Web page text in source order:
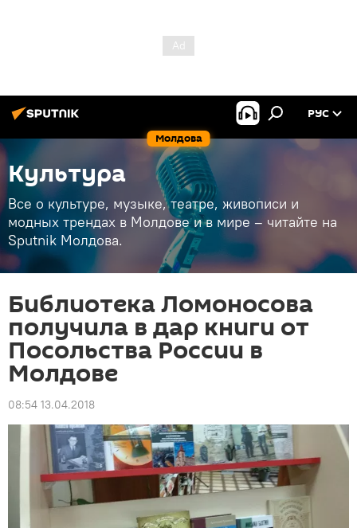
Молдова
РУС
Культура
Все о культуре, музыке, театре, живописи и
модных трендах в Молдове и в мире – читайте на
Sputnik Молдова.
Библиотека Ломоносова
получила в дар книги от
Посольства России в
Молдове
08:54 13.04.2018